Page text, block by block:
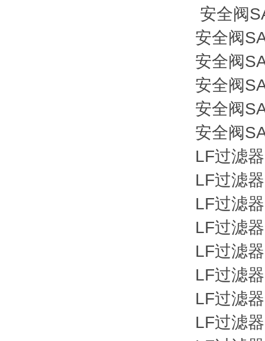
安全阀
安全阀
安全阀
安全阀
安全阀
安全阀
LF过滤
LF过滤
LF过滤
LF过滤
LF过滤
LF过滤
LF过滤
LF过滤